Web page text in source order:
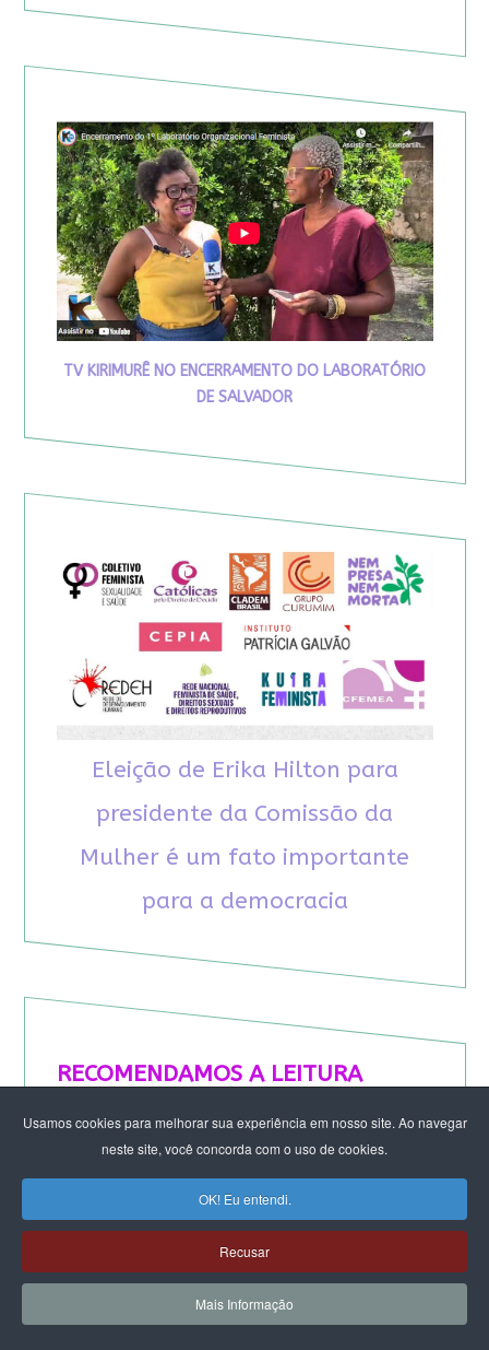
Usamos cookies para melhorar sua experiência em nosso site. Ao navegar
neste site, você concorda com o uso de cookies.
OK! Eu entendi.
Recusar
Mais Informação
TV KIRIMURÊ NO ENCERRAMENTO DO LABORATÓRIO
DE SALVADOR
Eleição de Erika Hilton para
presidente da Comissão da
Mulher é um fato importante
para a democracia
RECOMENDAMOS A LEITURA
August Nimtz prova que marxismo e
antirracismo são indissociáveis na luta
anticapitalista
Rap transfeminista radical argentino na FLIPEI
Quem tem medo dos corpos trans?
Projetos de proteção às mulheres travados no
Congresso ameaçam a democracia
A revolução de Milton Santos